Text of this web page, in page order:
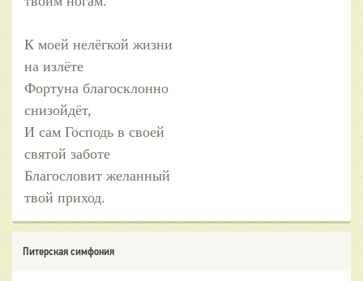
К моей нелёгкой жизни
на излёте
Фортуна благосклонно
снизойдёт,
И сам Господь в своей
святой заботе
Благословит желанный
твой приход.
Питерская симфония